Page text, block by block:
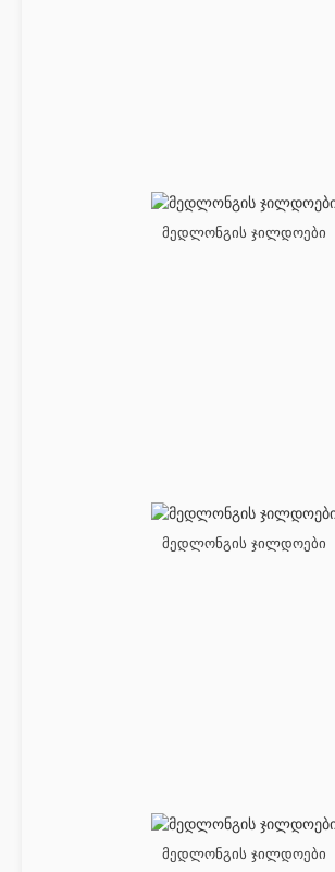
მედლონგის ჯილდოები
მედლონგის ჯილდოები
მედლონგის ჯილდოები